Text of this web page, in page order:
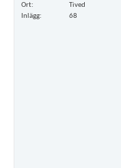
Ort
Tived
Inlägg
68